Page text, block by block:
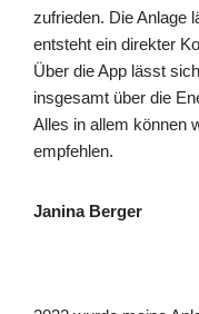
zufrieden. Die Anlage
entsteht ein direkter
Über die App lässt
insgesamt über die
Alles in allem können
empfehlen.
Janina Berger